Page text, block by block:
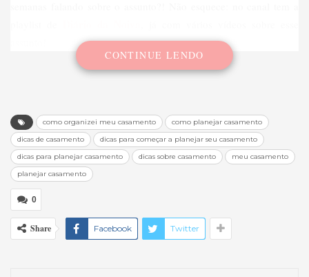
CONTINUE LENDO
como organizei meu casamento
como planejar casamento
dicas de casamento
dicas para começar a planejar seu casamento
dicas para planejar casamento
dicas sobre casamento
meu casamento
planejar casamento
0
Share Facebook Twitter